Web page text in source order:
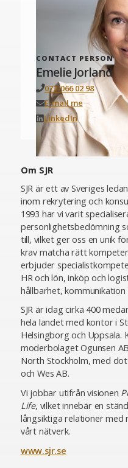
CONTACT PERSON
Emelie Jorland
072-066 02 98
E-mail me
LinkedIn
Om SJR
SJR är ett av Sveriges
inom rekrytering och
1993 har vi varit
personlighetsbedömning
till, vilket ger oss en unik
krav matcha rätt
erbjuder
HR och lön, inköp och
hållbarhet,
SJR är idag cirka 400
hela landet med kontor i
Helsingborg och Uppsala.
moderbolaget Ogunsen
North Stockholm, med
och Wes AB.
Vi jobbar utifrån visionen
Life, vilket innebär en
långsiktiga relationer med
vårt nätverk.
www.sjr.se